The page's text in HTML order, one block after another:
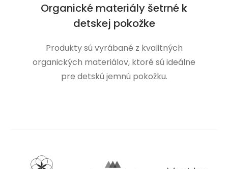
Organické materiály šetrné k
detskej pokožke
Produkty sú vyrábané z kvalitných
organických materiálov, ktoré sú ideálne
pre detskú jemnú pokožku.